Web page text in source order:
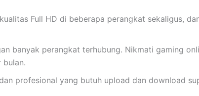
Full HD di beberapa perangkat sekaligus,
banyak perangkat terhubung. Nikmati gaming
bulan.
profesional yang butuh upload dan download